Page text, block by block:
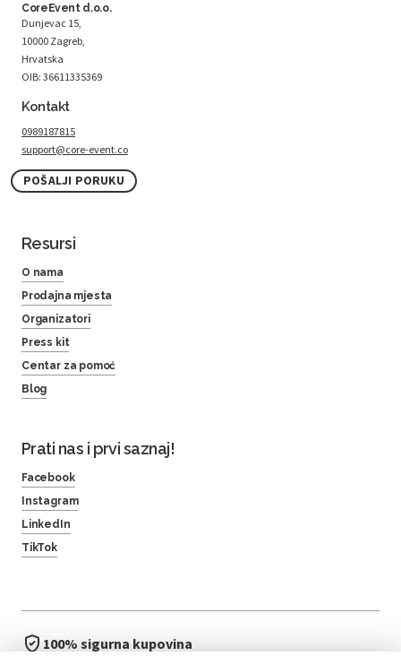
CoreEvent d.o.o.
Dunjevac 15,
10000 Zagreb,
Hrvatska
OIB: 36611335369
Kontakt
0989187815
support@core-event.co
POŠALJI PORUKU
Resursi
O nama
Prodajna mjesta
Organizatori
Press kit
Centar za pomoć
Blog
Prati nas i prvi saznaj!
Facebook
Instagram
LinkedIn
TikTok
100% sigurna kupovina